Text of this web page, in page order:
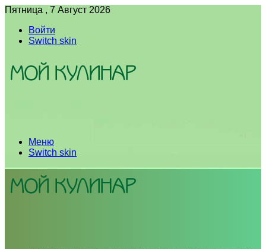
Пятница , 7 Август 2026
Войти
Switch skin
Меню
Switch skin